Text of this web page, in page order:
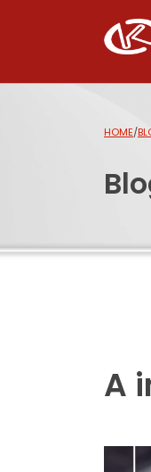
HOME/
A